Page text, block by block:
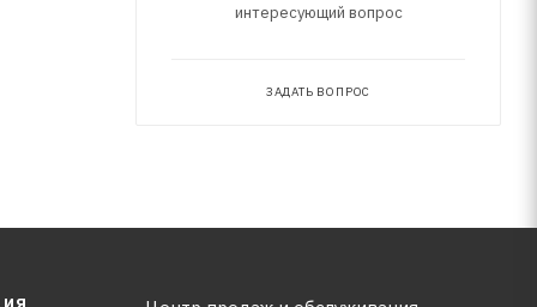
интересующий вопрос
ЗАДАТЬ ВОПРОС